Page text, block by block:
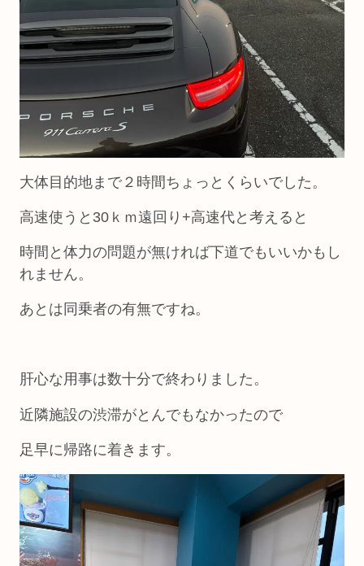
大体目的地まで２時間ちょっとくらいでした。
高速使うと30ｋｍ遠回り+高速代と考えると
時間と体力の問題が無ければ下道でもいいかもし
れません。
あとは同乗者の有無ですね。
肝心な用事は数十分で終わりました。
近隣施設の渋滞がとんでもなかったので
足早に帰路に着きます。